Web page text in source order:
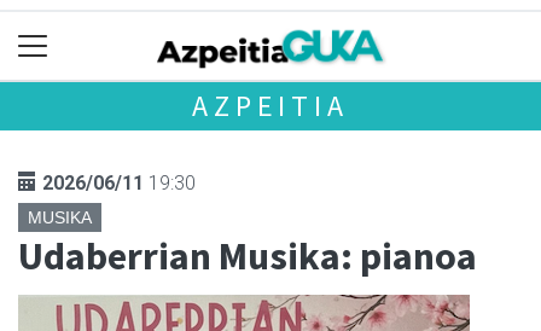
AZPEITIA
2026/06/11 19:30
MUSIKA
Udaberrian Musika: pianoa